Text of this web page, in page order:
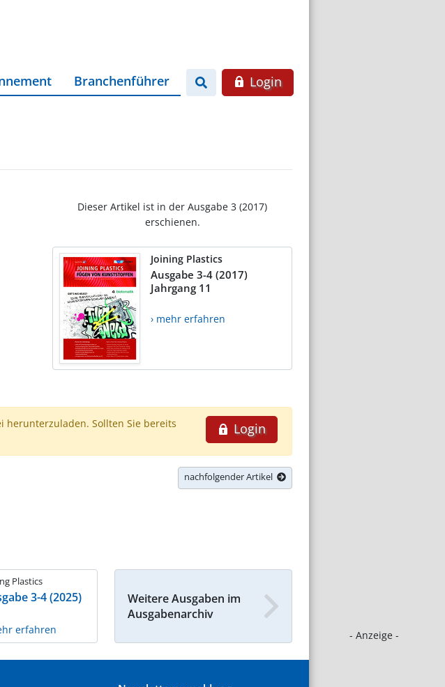
- Anzeige -
Branchenführer Login
Dieser Artikel ist in der Ausgabe 3 (2017)
erschienen.
Joining Plastics
Ausgabe 3-4 (2017)
Jahrgang 11
› mehr erfahren
Login
herunterzuladen. Sollten Sie bereits
nachfolgender Artikel
Plastics
3-4 (2025)
erfahren
Weitere Ausgaben im
Ausgabenarchiv